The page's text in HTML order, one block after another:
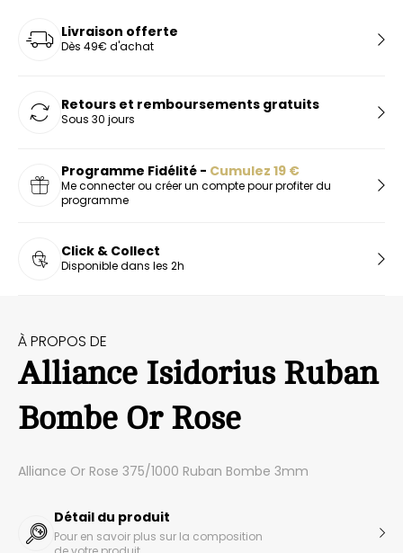
Livraison offerte
Dès 49€ d'achat
Retours et remboursements gratuits
Sous 30 jours
Programme Fidélité - Cumulez 19 €
Me connecter ou créer un compte pour profiter du
programme
Click & Collect
Disponible dans les 2h
À PROPOS DE
Alliance Isidorius Ruban
Bombe Or Rose
Alliance Or Rose 375/1000 Ruban Bombe 3mm
Détail du produit
Pour en savoir plus sur la composition